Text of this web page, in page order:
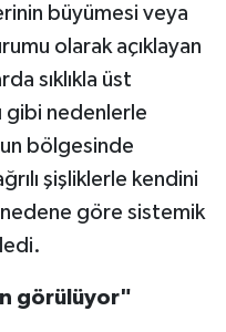
büyümesi veya
olarak açıklayan
sıklıkla üst
gibi nedenlerle
bölgesinde
şişliklerle kendini
göre sistemik
görülüyor"